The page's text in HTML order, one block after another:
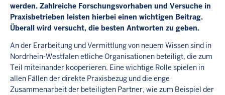
werden. Zahlreiche Forschungsvorhaben und Versuche in
Praxisbetrieben leisten hierbei einen wichtigen Beitrag.
Überall wird versucht, die besten Antworten zu geben.
An der Erarbeitung und Vermittlung von neuem Wissen sind in
Nordrhein-Westfalen etliche Organisationen beteiligt, die zum
Teil miteinander kooperieren. Eine wichtige Rolle spielen in
allen Fällen der direkte Praxisbezug und die enge
Zusammenarbeit der beteiligten Partner, wie zum Beispiel der